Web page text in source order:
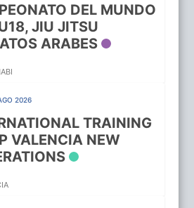
DEL MUNDO
JIU JITSU
ARABES
2026
TRAINING
VALENCIA NEW